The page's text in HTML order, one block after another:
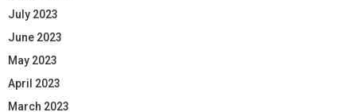
July 2023
June 2023
May 2023
April 2023
March 2023